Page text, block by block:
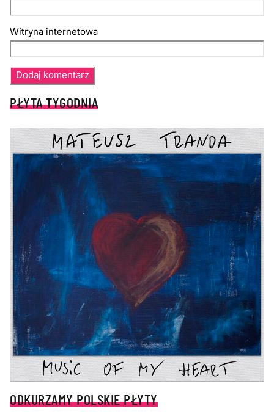
Witryna internetowa
PŁYTA TYGODNIA
ODKURZAMY POLSKIE PŁYTY